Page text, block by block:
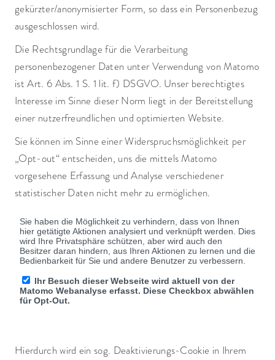
gekürzter/anonymisierter Form, so dass ein Personenbezug
ausgeschlossen wird.
Die Rechtsgrundlage für die Verarbeitung
personenbezogener Daten unter Verwendung von Matomo
ist Art. 6 Abs. 1 S. 1 lit. f) DSGVO. Unser berechtigtes
Interesse im Sinne dieser Norm liegt in der Bereitstellung
einer nutzerfreundlichen und optimierten Website.
Sie können im Sinne einer Widerspruchsmöglichkeit per
„Opt-out“ entscheiden, uns die mittels Matomo
vorgesehene Erfassung und Analyse verschiedener
statistischer Daten nicht mehr zu ermöglichen.
Hierdurch wird ein sog. Deaktivierungs-Cookie in Ihrem